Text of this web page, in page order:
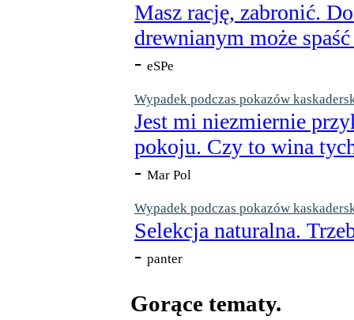
Masz rację, zabronić.
drewnianym może
- eSPe
Wypadek podczas pokazów
Jest mi niezmiernie
pokoju. Czy to wina
- Mar Pol
Wypadek podczas pokazów
Selekcja naturalna.
- panter
Gorące tematy.